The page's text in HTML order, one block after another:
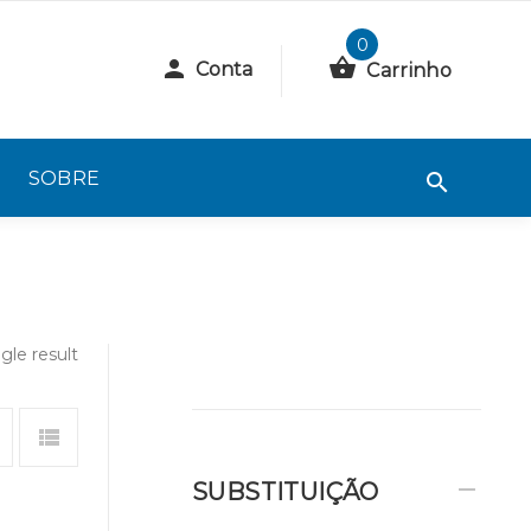
Conta
0
Carrinho
SOBRE
result
SUBSTITUIÇÃO